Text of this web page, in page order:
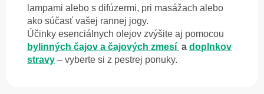
lampami alebo s difúzermi, pri masážach alebo
ako súčasť vašej rannej jogy.
Účinky esenciálnych olejov zvýšite aj pomocou
bylinných čajov a čajových zmesí a doplnkov
stravy – vyberte si z pestrej ponuky.